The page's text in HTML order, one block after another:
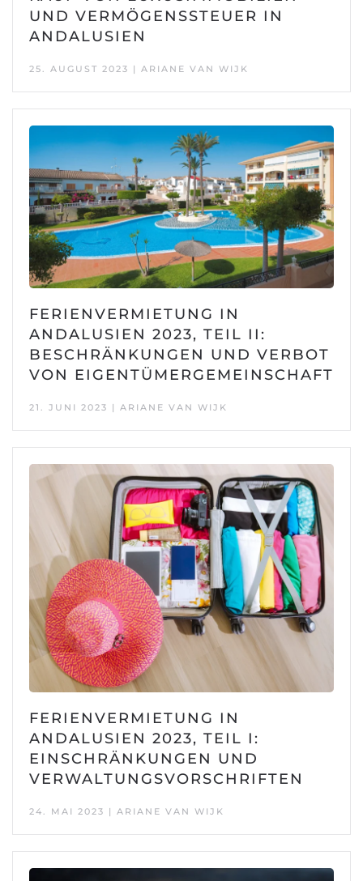
UND VERMÖGENSSTEUER IN
ANDALUSIEN
25. AUGUST 2023 | ARIANE VAN WIJK
FERIENVERMIETUNG IN
ANDALUSIEN 2023, TEIL II:
BESCHRÄNKUNGEN UND VERBOT
VON EIGENTÜMERGEMEINSCHAFT
21. JUNI 2023 | ARIANE VAN WIJK
FERIENVERMIETUNG IN
ANDALUSIEN 2023, TEIL I:
EINSCHRÄNKUNGEN UND
VERWALTUNGSVORSCHRIFTEN
24. MAI 2023 | ARIANE VAN WIJK